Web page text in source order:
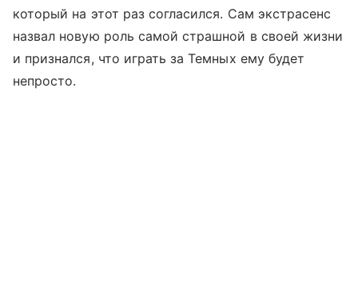
который на этот раз согласился. Сам экстрасенс
назвал новую роль самой страшной в своей жизни
и признался, что играть за Темных ему будет
непросто.